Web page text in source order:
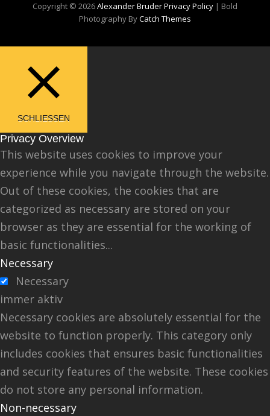
Copyright © 2026Alexander BruderPrivacy Policy | Bold
Photography ByCatch Themes
SCHLIESSEN
Privacy Overview
This website uses cookies to improve your
experience while you navigate through the website.
Out of these cookies, the cookies that are
categorized as necessary are stored on your
browser as they are essential for the working of
basic functionalities...
Necessary
Necessary
immer aktiv
Necessary cookies are absolutely essential for the
website to function properly. This category only
includes cookies that ensures basic functionalities
and security features of the website. These cookies
do not store any personal information.
Non-necessary